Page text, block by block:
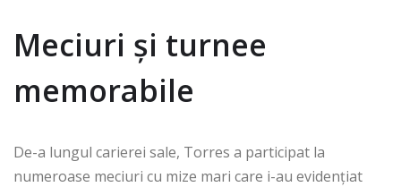
Meciuri și turnee
memorabile
De-a lungul carierei sale, Torres a participat la
numeroase meciuri cu mize mari care i-au evidențiat